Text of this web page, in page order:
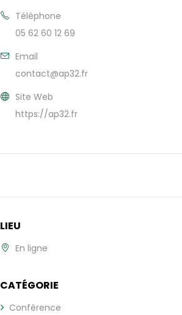
Téléphone
05 62 60 12 69
Email
contact@ap32.fr
Site Web
https://ap32.fr
LIEU
En ligne
CATÉGORIE
Conférence